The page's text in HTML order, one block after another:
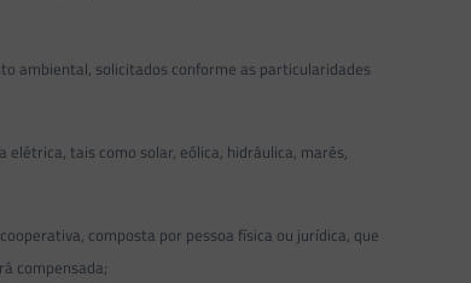
ambiental, solicitados conforme as particularidades
tais como solar, eólica, hidráulica, marés,
composta por pessoa física ou jurídica, que
compensada;